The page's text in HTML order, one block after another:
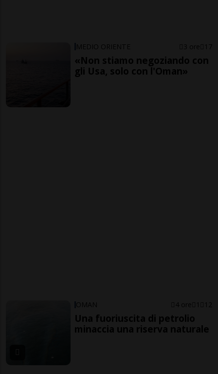
MEDIO ORIENTE 3 ore 17
«Non stiamo negoziando con
gli Usa, solo con l'Oman»
OMAN 4 ore 1 12
Una fuoriuscita di petrolio
minaccia una riserva naturale